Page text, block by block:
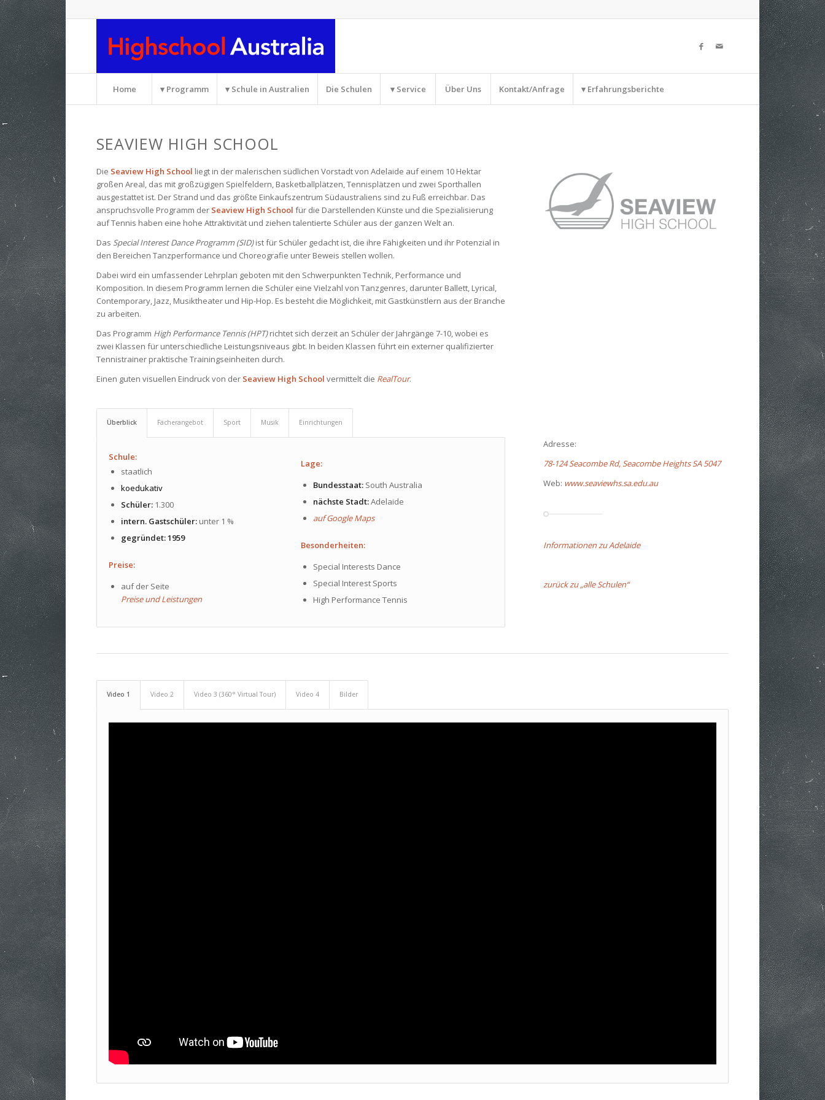
Home ▾ Programm ▾ Schule in Australien Die Schulen ▾ Service Über Uns Kontakt/Anfrage ▾ Erfahrungsberichte
SEAVIEW HIGH SCHOOL
Die Seaview High School liegt in der malerischen südlichen Vorstadt von Adelaide auf einem 10 Hektar
großen Areal, das mit großzügigen Spielfeldern, Basketballplätzen, Tennisplätzen und zwei Sporthallen
ausgestattet ist. Der Strand und das größte Einkaufszentrum Südaustraliens sind zu Fuß erreichbar. Das
anspruchsvolle Programm der Seaview High School für die Darstellenden Künste und die Spezialisierung
auf Tennis haben eine hohe Attraktivität und ziehen talentierte Schüler aus der ganzen Welt an.
Das Special Interest Dance Programm (SID)ist für Schüler gedacht ist, die ihre Fähigkeiten und ihr Potenzial in
den Bereichen Tanzperformance und Choreografie unter Beweis stellen wollen.
Dabei wird ein umfassender Lehrplan geboten mit den Schwerpunkten Technik, Performance und
Komposition. In diesem Programm lernen die Schüler eine Vielzahl von Tanzgenres, darunter Ballett, Lyrical,
Contemporary, Jazz, Musiktheater und Hip-Hop. Es besteht die Möglichkeit, mit Gastkünstlern aus der Branche
zu arbeiten.
Das Programm High Performance Tennis (HPT)richtet sich derzeit an Schüler der Jahrgänge 7-10, wobei es
zwei Klassen für unterschiedliche Leistungsniveaus gibt. In beiden Klassen führt ein externer qualifizierter
Tennistrainer praktische Trainingseinheiten durch.
Einen guten visuellen Eindruck von der Seaview High School vermittelt die RealTour.
Überblick Fächerangebot Sport Musik Einrichtungen
Schule:
staatlich
koedukativ
Schüler: 1.300
intern. Gastschüler: unter 1 %
gegründet: 1959
Preise:
auf der Seite
Preise und Leistungen
Lage:
Bundesstaat: South Australia
nächste Stadt:Adelaide
auf Google Maps
Besonderheiten:
Special Interests Dance
Special Interest Sports
High Performance Tennis
Adresse:
78-124 Seacombe Rd, Seacombe Heights SA 5047
Web: www.seaviewhs.sa.edu.au
Informationen zu Adelaide
zurück zu „alle Schulen“
Video 1 Video 2 Video 3 (360° Virtual Tour) Video 4 Bilder